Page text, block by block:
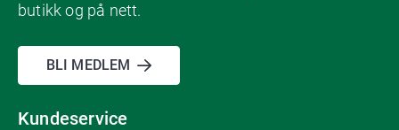
butikk og på nett.
BLI MEDLEM
Kundeservice